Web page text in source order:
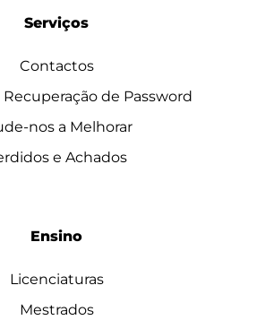
Serviços
Contactos
de Password
nos a Melhorar
e Achados
Ensino
Licenciaturas
Mestrados